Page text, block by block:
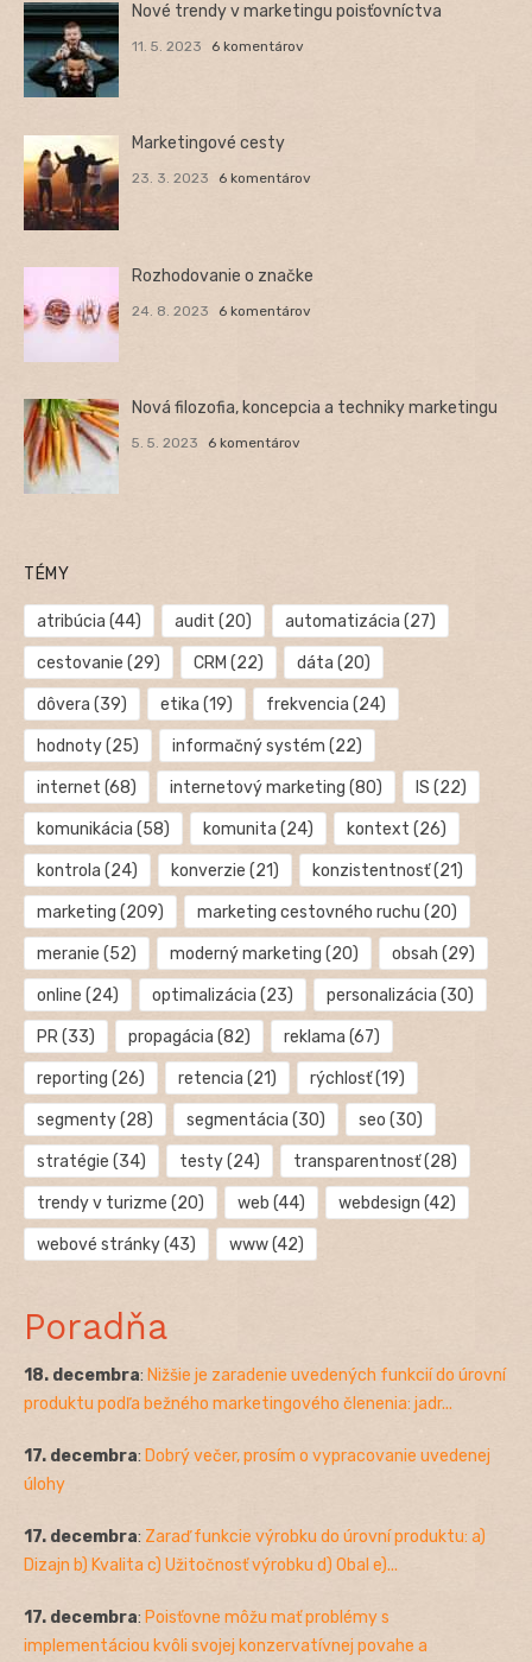
Nové trendy v marketingu poisťovníctva
11. 5. 2023 6 komentárov
Marketingové cesty
23. 3. 2023 6 komentárov
Rozhodovanie o značke
24. 8. 2023 6 komentárov
Nová filozofia, koncepcia a techniky marketingu
5. 5. 2023 6 komentárov
TÉMY
atribúcia (44) audit (20) automatizácia (27)
cestovanie (29) CRM (22) dáta (20)
dôvera (39) etika (19) frekvencia (24)
hodnoty(25) informačný systém (22)
internet (68) internetový marketing (80) IS (22)
komunikácia (58) komunita (24) kontext (26)
kontrola (24) konverzie (21) konzistentnosť(21)
marketing (209) marketing cestovného ruchu (20)
meranie (52) moderný marketing (20) obsah (29)
online (24) optimalizácia (23) personalizácia (30)
PR(33) propagácia (82) reklama (67)
reporting (26) retencia (21) rýchlosť(19)
segmenty(28) segmentácia (30) seo (30)
stratégie (34) testy(24) transparentnosť(28)
trendy v turizme (20) web (44) webdesign (42)
webové stránky(43) www(42)
Poradňa
18. decembra: Nižšie je zaradenie uvedených funkcií do úrovní
produktu podľa bežného marketingového členenia: jadr...
17. decembra: Dobrý večer, prosím o vypracovanie uvedenej
úlohy
17. decembra: Zaraď funkcie výrobku do úrovní produktu: a)
Dizajn b) Kvalita c) Užitočnosť výrobku d) Obal e)...
17. decembra: Poisťovne môžu mať problémy s
implementáciou kvôli svojej konzervatívnej povahe a